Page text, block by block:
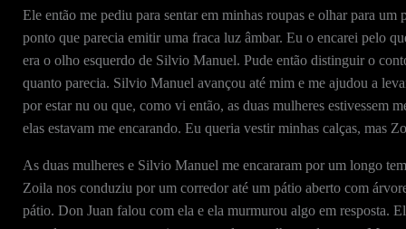
Ele então me pediu para sentar em minhas roupas e olhar para
ponto que parecia emitir uma fraca luz âmbar. Eu o encarei pelo
era o olho esquerdo de Silvio Manuel. Pude então distinguir o
quanto parecia. Silvio Manuel avançou até mim e me ajudou a
por estar nu ou que, como vi então, as duas mulheres estivessem
elas estavam me encarando. Eu queria vestir minhas calças, mas
As duas mulheres e Silvio Manuel me encararam por um longo
Zoila nos conduziu por um corredor até um pátio aberto com
pátio. Don Juan falou com ela e ela murmurou algo em resposta.